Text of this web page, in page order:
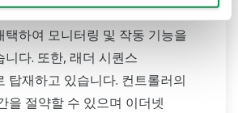
세그먼트 대형 컬러 LCD
택하여 모니터링 및 작동 기능을
다. 또한, 래더 시퀀스
탑재하고 있습니다. 컨트롤러의
을 절약할 수 있으며 이더넷